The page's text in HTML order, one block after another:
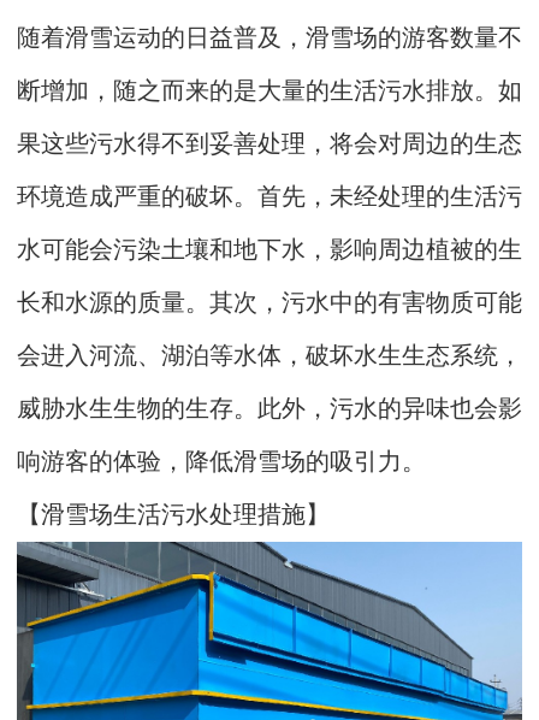
随着滑雪运动的日益普及，滑雪场的游客数量不
断增加，随之而来的是大量的生活污水排放。如
果这些污水得不到妥善处理，将会对周边的生态
环境造成严重的破坏。首先，未经处理的生活污
水可能会污染土壤和地下水，影响周边植被的生
长和水源的质量。其次，污水中的有害物质可能
会进入河流、湖泊等水体，破坏水生生态系统，
威胁水生生物的生存。此外，污水的异味也会影
响游客的体验，降低滑雪场的吸引力。
【滑雪场生活污水处理措施】